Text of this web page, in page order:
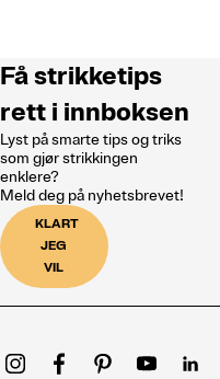
Få strikketips
rett i innboksen
Lyst på smarte tips og triks
som gjør strikkingen
enklere?
Meld deg på nyhetsbrevet!
KLART
JEG
VIL